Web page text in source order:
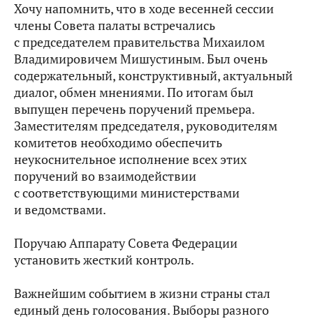
Хочу напомнить, что в ходе весенней сессии
члены Совета палаты встречались
с председателем правительства Михаилом
Владимировичем Мишустиным. Был очень
содержательный, конструктивный, актуальный
диалог, обмен мнениями. По итогам был
выпущен перечень поручений премьера.
Заместителям председателя, руководителям
комитетов необходимо обеспечить
неукоснительное исполнение всех этих
поручений во взаимодействии
с соответствующими министерствами
и ведомствами.
Поручаю Аппарату Совета Федерации
установить жесткий контроль.
Важнейшим событием в жизни страны стал
единый день голосования. Выборы разного